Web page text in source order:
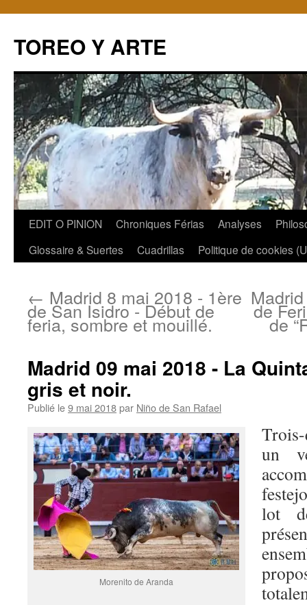
TOREO Y ARTE
Aller
EDIT O PINION Chroniques Férias Analyses
Glossaire & Suertes
Cuadrillas Politique de cookies
← Madrid 8 mai 2018 - 1ère
de San Isidro - Début de
feria, sombre et mouillé.
de
de
Madrid 09 mai 2018 - La
gris et noir.
Publié le9 mai 2018par Niño de San Rafael
Morenito de Aranda
un
lot